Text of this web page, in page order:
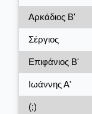
Αρκάδιος Β'
Σέργιος
Επιφάνιος Β'
Ιωάννης Α'
(;)